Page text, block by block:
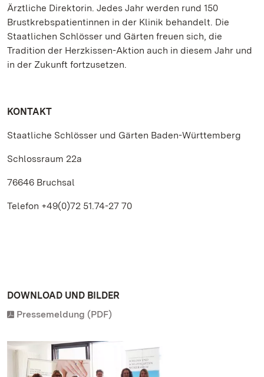
Ärztliche Direktorin. Jedes Jahr werden rund 150
Brustkrebspatientinnen in der Klinik behandelt. Die
Staatlichen Schlösser und Gärten freuen sich, die
Tradition der Herzkissen-Aktion auch in diesem Jahr und
in der Zukunft fortzusetzen.
KONTAKT
Staatliche Schlösser und Gärten Baden-Württemberg
Schlossraum 22a
76646 Bruchsal
Telefon +49(0)72 51.74-27 70
DOWNLOAD UND BILDER
Pressemeldung (PDF)